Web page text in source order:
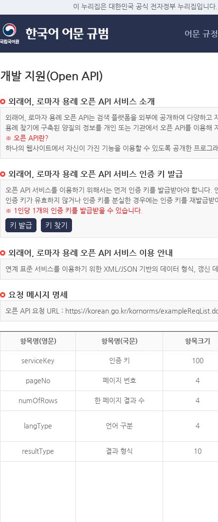
메
이 누리집은 대한민국 공식 전자정부 누리집입니다.
어문 규정
개발 지원(Open API)
외래어, 로마자 용례 오픈 API 서비스 소개
외래어, 로마자 용례 오픈 API는 검색 플랫폼을 외부에 공개하여 다양하
용례 찾기에 구축된 양질의 정보를 개인 또는 기관에서 오픈 API를 이용해
※ 오픈 API란?
하나의 웹사이트에서 자신이 가진 기능을 이용할 수 있도록 공개한 프로그
외래어, 로마자 용례 오픈 API 서비스 인증 키 발급
오픈 API 서비스를 이용하기 위해서는 먼저 인증 키를 발급받아야 합니다
인증 키가 유효하지 않거나 인증 키를 분실한 경우에는 인증 키를 재발급받
※ 1인당 1개의 인증 키를 발급받을 수 있습니다.
키 발급 키 찾기
외래어, 로마자 용례 오픈 API 서비스 이용 안내
연계 표준 서비스를 이용하기 위한 XML/JSON 기반의 데이터 형식, 갱신
요청 메시지 명세
오픈 API 요청 URL : https://korean.go.kr/kornorms/
항목명(영문) 항목명(국문) 항목크기
serviceKey 인증 키 100
pageNo 페이지 번호 4
numOfRows 한 페이지 결과 수 4
langType 언어 구분 4
resultType 결과 형식 10